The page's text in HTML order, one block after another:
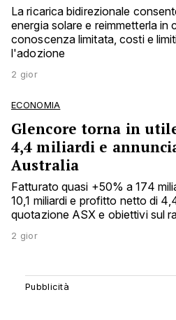
La ricarica bidirezionale
energia solare e reimmetterla in
conoscenza limitata, costi e
l'adozione
2 gior
ECONOMIA
Glencore torna in
4,4 miliardi e
Australia
Fatturato quasi +50% a 174
10,1 miliardi e profitto netto di
quotazione ASX e obiettivi sul
2 gior